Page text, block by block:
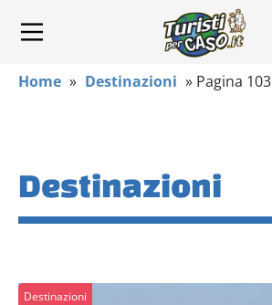
Home » Destinazioni » Pagina 103
Destinazioni
Destinazioni